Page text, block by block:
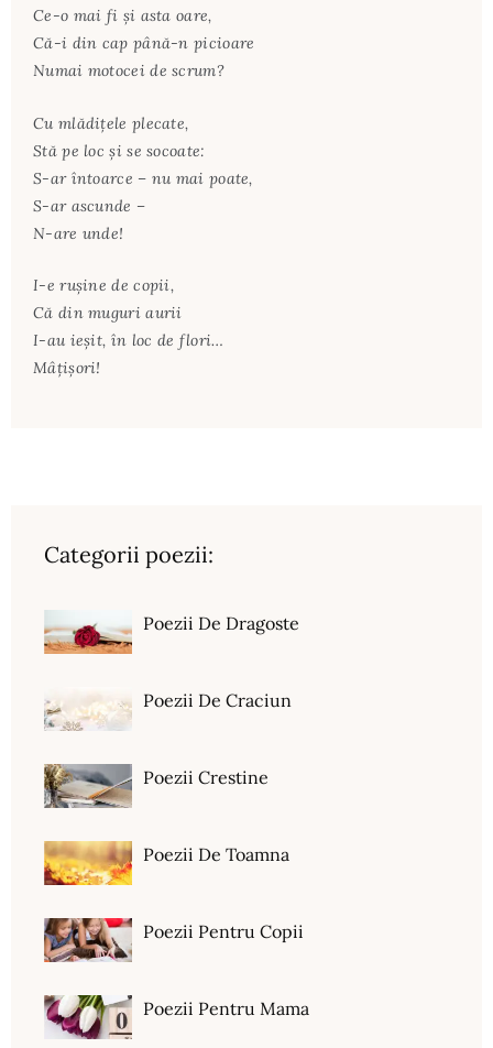
Ce-o mai fi şi asta oare,
Că-i din cap până-n picioare
Numai motocei de scrum?
Cu mlădiţele plecate,
Stă pe loc şi se socoate:
S-ar întoarce – nu mai poate,
S-ar ascunde –
N-are unde!
I-e ruşine de copii,
Că din muguri aurii
I-au ieşit, în loc de flori…
Mâţişori!
Categorii poezii:
Poezii De Dragoste
Poezii De Craciun
Poezii Crestine
Poezii De Toamna
Poezii Pentru Copii
Poezii Pentru Mama